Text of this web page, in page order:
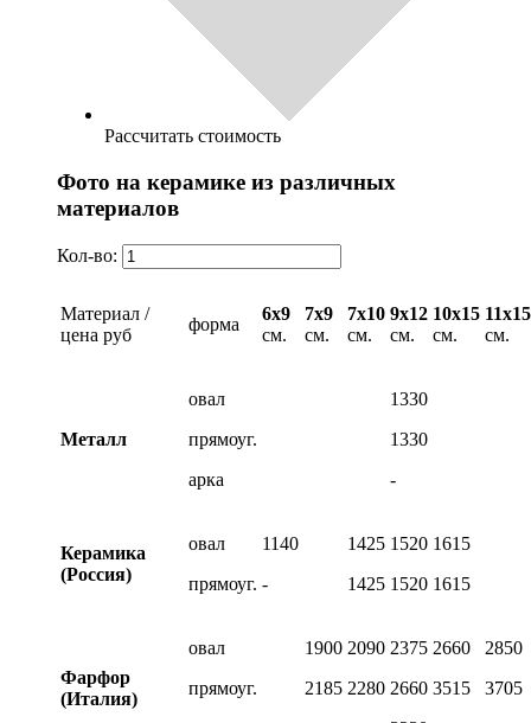
Рассчитать стоимость
Фото на керамике из различных
материалов
Кол-во:
Материал /
цена руб
форма
6х9
см.
7х9
см.
7х10
см.
9х12
см.
10х15
см.
11х15
см.
Металл
овал
прямоуг.
арка
1330
1330
-
Керамика
(Россия)
овал
прямоуг.
1140
-
1425
1425
1520
1520
1615
1615
Фарфор
(Италия)
овал
прямоуг.
1900
2185
2090
2280
2375
2660
2660
3515
2850
3705